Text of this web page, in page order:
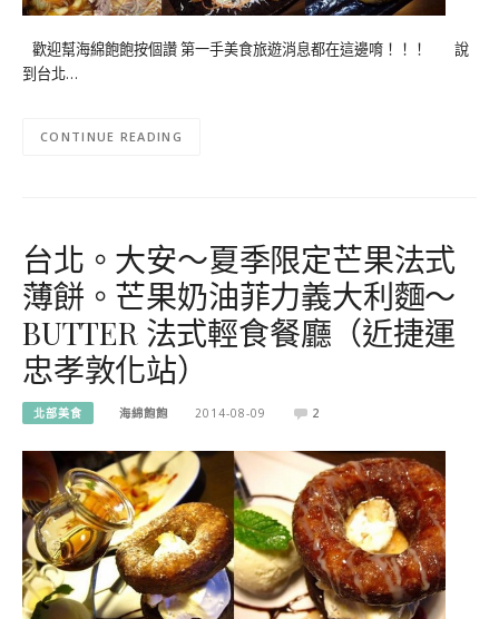
歡迎幫海綿飽飽按個讚 第一手美食旅遊消息都在這邊唷！！！ 說
到台北…
CONTINUE READING
台北。大安～夏季限定芒果法式
薄餅。芒果奶油菲力義大利麵～
BUTTER 法式輕食餐廳（近捷運
忠孝敦化站）
北部美食 海綿飽飽 2014-08-09 2